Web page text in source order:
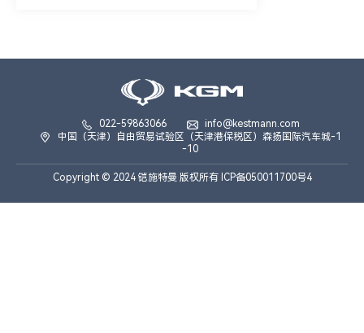
022-59863066
info@kestmann.com
中国（天津）自由贸易试验区（天津港保税区）森扬国际汽车城-1
-10
Copyright © 2024 铠施特曼 版权所有 ICP备050011700号4